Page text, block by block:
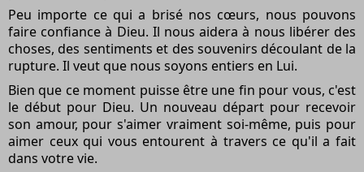
Peu importe ce qui a brisé nos cœurs, nous pouvons
faire confiance à Dieu. Il nous aidera à nous libérer des
choses, des sentiments et des souvenirs découlant de la
rupture. Il veut que nous soyons entiers en Lui.
Bien que ce moment puisse être une fin pour vous, c'est
le début pour Dieu. Un nouveau départ pour recevoir
son amour, pour s'aimer vraiment soi-même, puis pour
aimer ceux qui vous entourent à travers ce qu'il a fait
dans votre vie.